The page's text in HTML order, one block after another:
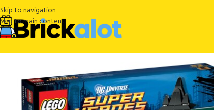
Skip to navigation
Skip to main content